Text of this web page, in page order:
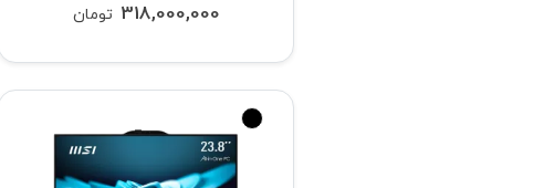
تومان 318,000,000